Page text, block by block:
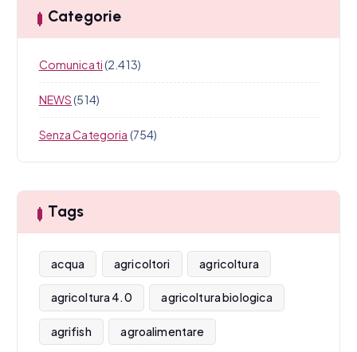
Categorie
Comunicati(2.413)
NEWS(514)
Senza Categoria (754)
Tags
acqua agricoltori agricoltura
agricoltura 4.0 agricoltura biologica
agrifish agroalimentare